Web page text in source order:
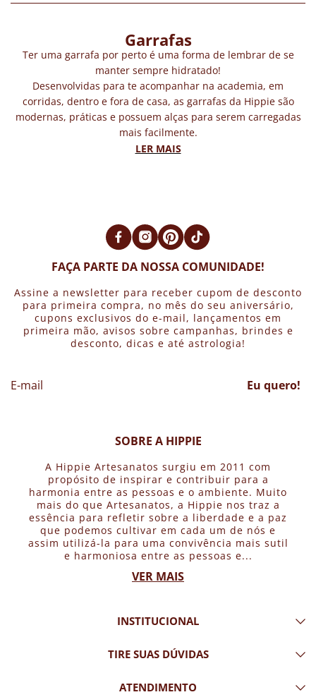
Garrafas
Ter uma garrafa por perto é uma forma de lembrar de se
manter sempre hidratado!
Desenvolvidas para te acompanhar na academia, em
corridas, dentro e fora de casa, as garrafas da Hippie são
modernas, práticas e possuem alças para serem carregadas
mais facilmente.
Queremos te ajudar na missão de tomar a quantidade de
As garrafas de água com cristais no interior são ferramentas
energéticas poderosas. A água energizada pela pedra tem
melhora a imunidade, promove rejuvenescimento e maior
equilíbrio entre corpo e mente. São ótimas opções ecológicas
às garrafas descartáveis.
Mas seja a garrafa com cristal, a garrafa plástica ou a garrafa
térmica, a melhor para você é aquela que te inspira a estar
sempre hidratada.
LER MAIS
FAÇA PARTE DA NOSSA COMUNIDADE!
Assine a newsletter para receber cupom de desconto
para primeira compra, no mês do seu aniversário,
cupons exclusivos do e-mail, lançamentos em
primeira mão, avisos sobre campanhas, brindes e
desconto, dicas e até astrologia!
Eu quero!
SOBRE A HIPPIE
A Hippie Artesanatos surgiu em 2011 com
propósito de inspirar e contribuir para a
harmonia entre as pessoas e o ambiente. Muito
mais do que Artesanatos, a Hippie nos traz a
essência para refletir sobre a liberdade e a paz
que podemos cultivar em cada um de nós e
assim utilizá-la para uma convivência mais sutil
e harmoniosa entre as pessoas e...
VER MAIS
INSTITUCIONAL
TIRE SUAS DÚVIDAS
ATENDIMENTO